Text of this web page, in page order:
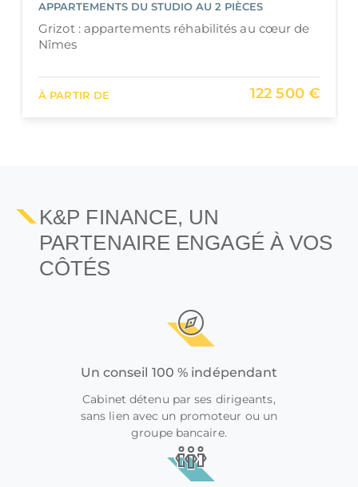
APPARTEMENTS DU 2 PIÈCES AU 4 PIÈCES
63 Notre Dame : une adresse rénovée au cœur
de Nîmes
À PARTIR DE 327 303 €
K&P FINANCE, UN
PARTENAIRE ENGAGÉ À VOS
CÔTÉS
Un conseil 100 % indépendant
Cabinet détenu par ses dirigeants,
sans lien avec un promoteur ou un
groupe bancaire.